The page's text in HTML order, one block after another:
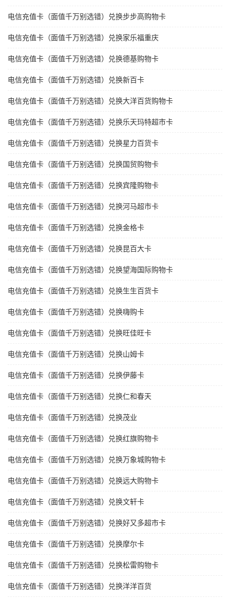
电信充值卡（面值千万别选错）兑换步步高购物卡
电信充值卡（面值千万别选错）兑换家乐福重庆
电信充值卡（面值千万别选错）兑换德基购物卡
电信充值卡（面值千万别选错）兑换新百卡
电信充值卡（面值千万别选错）兑换大洋百货购物卡
电信充值卡（面值千万别选错）兑换乐天玛特超市卡
电信充值卡（面值千万别选错）兑换星力百货卡
电信充值卡（面值千万别选错）兑换国贸购物卡
电信充值卡（面值千万别选错）兑换宾隆购物卡
电信充值卡（面值千万别选错）兑换河马超市卡
电信充值卡（面值千万别选错）兑换金格卡
电信充值卡（面值千万别选错）兑换昆百大卡
电信充值卡（面值千万别选错）兑换望海国际购物卡
电信充值卡（面值千万别选错）兑换生生百货卡
电信充值卡（面值千万别选错）兑换嗨购卡
电信充值卡（面值千万别选错）兑换旺佳旺卡
电信充值卡（面值千万别选错）兑换山姆卡
电信充值卡（面值千万别选错）兑换伊藤卡
电信充值卡（面值千万别选错）兑换仁和春天
电信充值卡（面值千万别选错）兑换茂业
电信充值卡（面值千万别选错）兑换红旗购物卡
电信充值卡（面值千万别选错）兑换万象城购物卡
电信充值卡（面值千万别选错）兑换远大购物卡
电信充值卡（面值千万别选错）兑换文轩卡
电信充值卡（面值千万别选错）兑换好又多超市卡
电信充值卡（面值千万别选错）兑换摩尔卡
电信充值卡（面值千万别选错）兑换松雷购物卡
电信充值卡（面值千万别选错）兑换洋洋百货